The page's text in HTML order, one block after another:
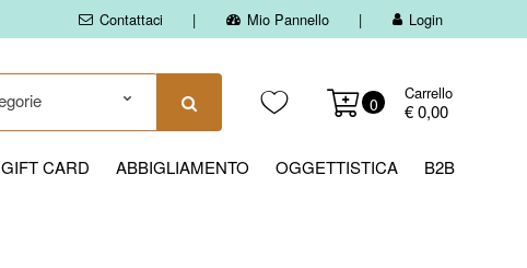
Contattaci Mio Pannello Login
0
Carrello
€ 0,00
GIFT CARD ABBIGLIAMENTO OGGETTISTICA B2B